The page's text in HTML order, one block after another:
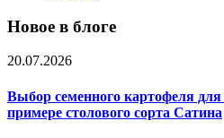
Новое в блоге
20.07.2026
Выбор семенного картофеля
примере столового сорта Сатина